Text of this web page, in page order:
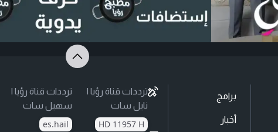
برامج
أخبار
ترددات قناة رؤيا |
نايل سات
HD 11957 H
ترددات قناة رؤيا |
سهيل سات
es.hail